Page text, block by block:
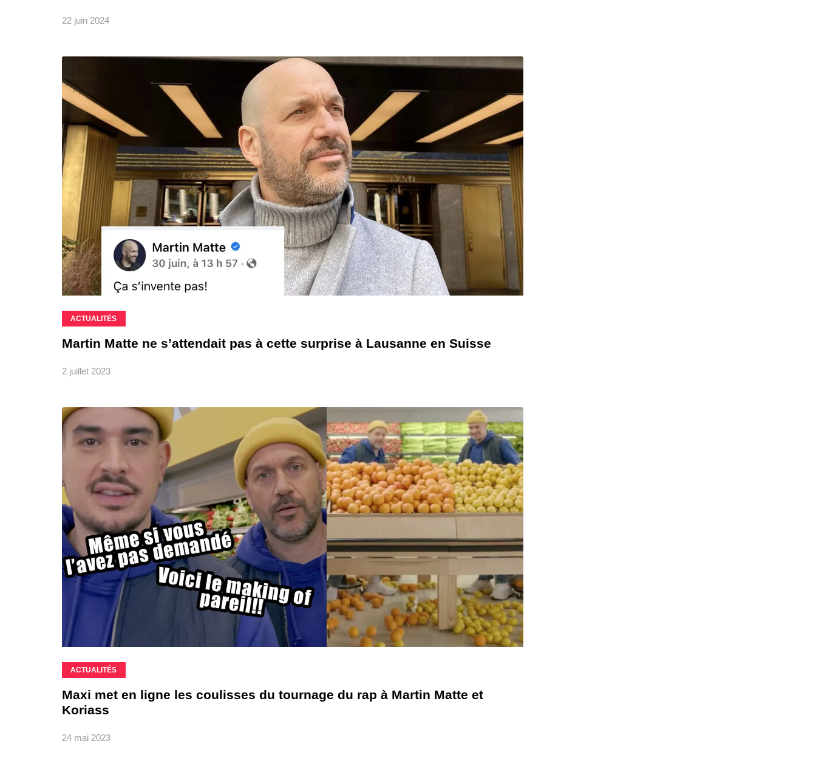
22 juin 2024
ACTUALITÉS
Martin Matte ne s’attendait pas à cette surprise à Lausanne en Suisse
2 juillet 2023
ACTUALITÉS
Maxi met en ligne les coulisses du tournage du rap à Martin Matte et
Koriass
24 mai 2023